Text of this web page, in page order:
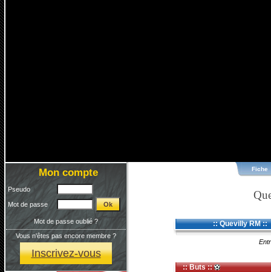
Mon compte
Pseudo
Mot de passe
Mot de passe oublié ?
Vous n'êtes pas encore membre ?
Inscrivez-vous
Fiche
:: Quevilly RM ::
:: Buts ::